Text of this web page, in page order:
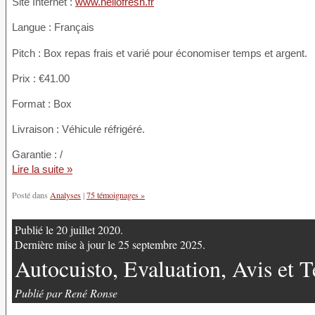
Langue : Français
Pitch : Box repas frais et varié pour économiser temps et argent.
Prix : €41.00
Format : Box
Livraison : Véhicule réfrigéré.
Garantie : /
Lire la suite »
Posté dans Analyses|75 témoignages »
Publié le 20 juillet 2020.
Dernière mise à jour le 25 septembre 2025.
Autocuisto, Evaluation, Avis et
Publié par René Ronse